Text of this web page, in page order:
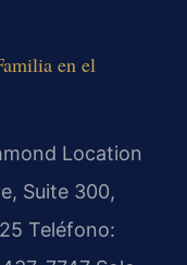
en el
Location
Suite 300,
Teléfono: